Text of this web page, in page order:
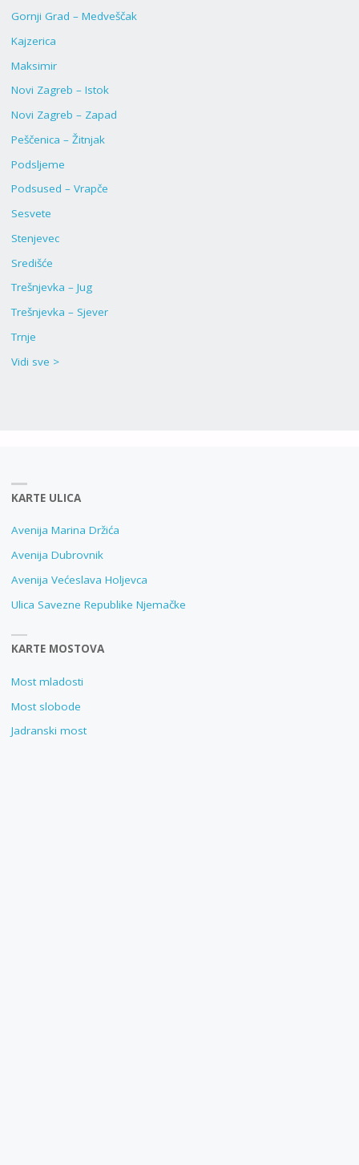
Gornji Grad – Medveščak
Kajzerica
Maksimir
Novi Zagreb – Istok
Novi Zagreb – Zapad
Peščenica – Žitnjak
Podsljeme
Podsused – Vrapče
Sesvete
Stenjevec
Središće
Trešnjevka – Jug
Trešnjevka – Sjever
Trnje
Vidi sve >
KARTE ULICA
Avenija Marina Držića
Avenija Dubrovnik
Avenija Većeslava Holjevca
Ulica Savezne Republike Njemačke
KARTE MOSTOVA
Most mladosti
Most slobode
Jadranski most